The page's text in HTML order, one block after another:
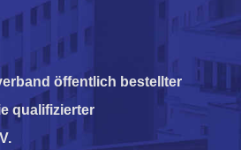
öffentlich bestellter
qualifizierter